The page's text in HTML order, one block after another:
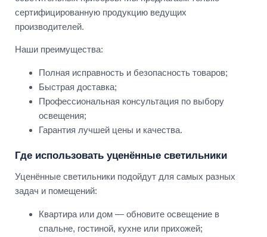
сертифицированную продукцию ведущих
производителей.
Наши преимущества:
Полная исправность и безопасность товаров;
Быстрая доставка;
Профессиональная консультация по выбору
освещения;
Гарантия лучшей цены и качества.
Где использовать уценённые светильники
Уценённые светильники подойдут для самых разных
задач и помещений:
Квартира или дом — обновите освещение в
спальне, гостиной, кухне или прихожей;